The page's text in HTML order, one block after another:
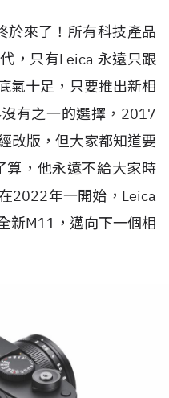
於來了！所有科技產品
，只有Leica 永遠只跟
氣十足，只要推出新相
有之一的選擇，2017
改版，但大家都知道要
算，他永遠不給大家時
2022年一開始，Leica
新M11，邁向下一個相